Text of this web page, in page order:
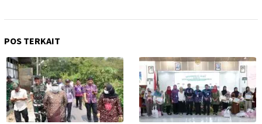
POS TERKAIT